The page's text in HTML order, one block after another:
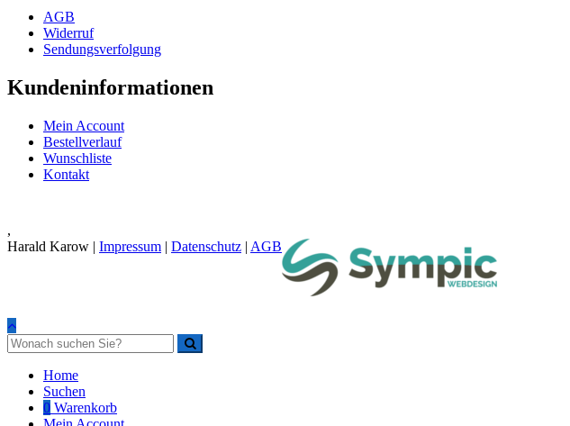
AGB
Widerruf
Sendungsverfolgung
Kundeninformationen
Mein Account
Bestellverlauf
Wunschliste
Kontakt
,
Harald Karow | Impressum | Datenschutz | AGB
Home
Suchen
0 Warenkorb